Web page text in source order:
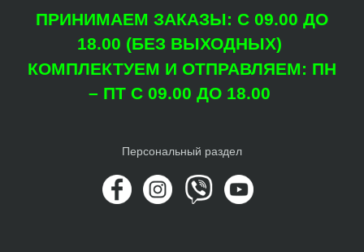
ПРИНИМАЕМ ЗАКАЗЫ: С 09.00 ДО
18.00 (БЕЗ ВЫХОДНЫХ)
КОМПЛЕКТУЕМ И ОТПРАВЛЯЕМ: ПН
– ПТ С 09.00 ДО 18.00
Персональный раздел